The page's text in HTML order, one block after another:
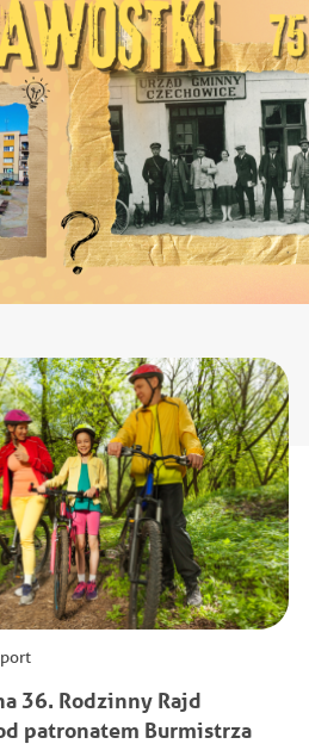
36. Rodzinny Rajd
patronatem Burmistrza